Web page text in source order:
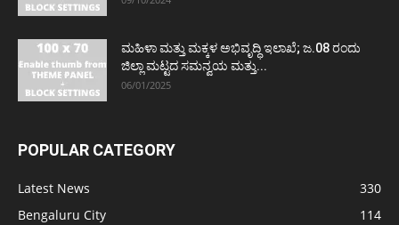
ಮಹಿಳಾ ಮತ್ತು ಮಕ್ಕಳ ಅಭಿವೃದ್ಧಿ ಇಲಾಖೆ; ಜ.08 ರಂದು
ಜಿಲ್ಲಾ ಮಟ್ಟದ ಸಮನ್ವಯ ಮತ್ತು...
06/01/2025
POPULAR CATEGORY
Latest News
330
Bengaluru City
114